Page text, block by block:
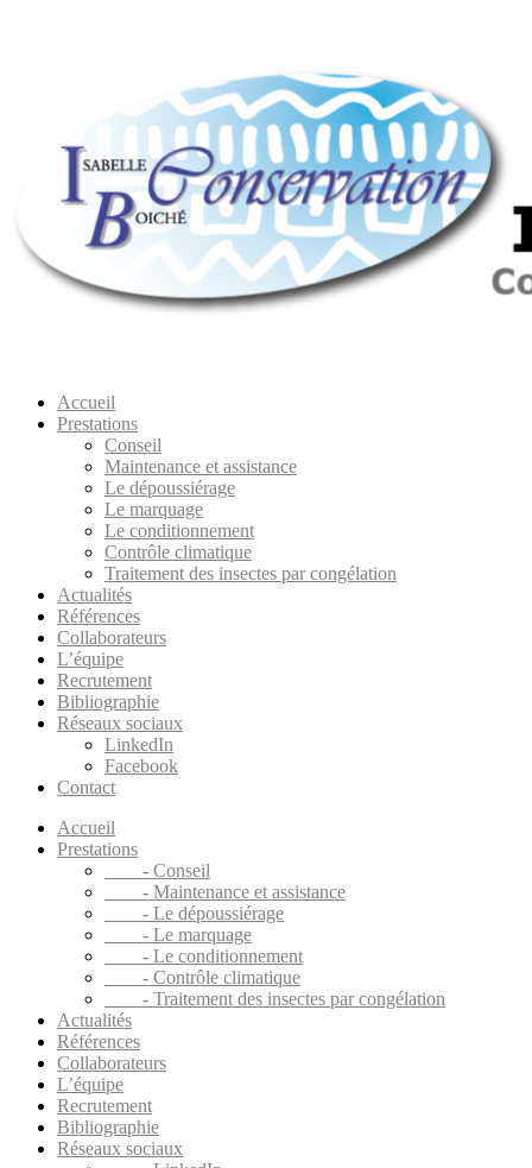
Accueil
Prestations
Conseil
Maintenance et assistance
Le dépoussiérage
Le marquage
Le conditionnement
Contrôle climatique
Traitement des insectes par congélation
Actualités
Références
Collaborateurs
L’équipe
Recrutement
Bibliographie
Réseaux sociaux
LinkedIn
Facebook
Contact
Accueil
Prestations
- Conseil
- Maintenance et assistance
- Le dépoussiérage
- Le marquage
- Le conditionnement
- Contrôle climatique
- Traitement des insectes par congélation
Actualités
Références
Collaborateurs
L’équipe
Recrutement
Bibliographie
Réseaux sociaux